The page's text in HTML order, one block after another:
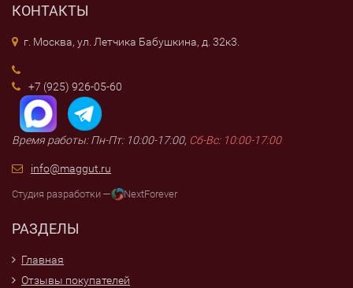
КОНТАКТЫ
г. Москва, ул. Летчика Бабушкина, д. 32к3.
+7 (925) 926-05-60
Время работы: Пн-Пт: 10:00-17:00, Сб-Вс: 10:00-17:00
info@maggut.ru
Студия разработки — NextForever
РАЗДЕЛЫ
Главная
Отзывы покупателей